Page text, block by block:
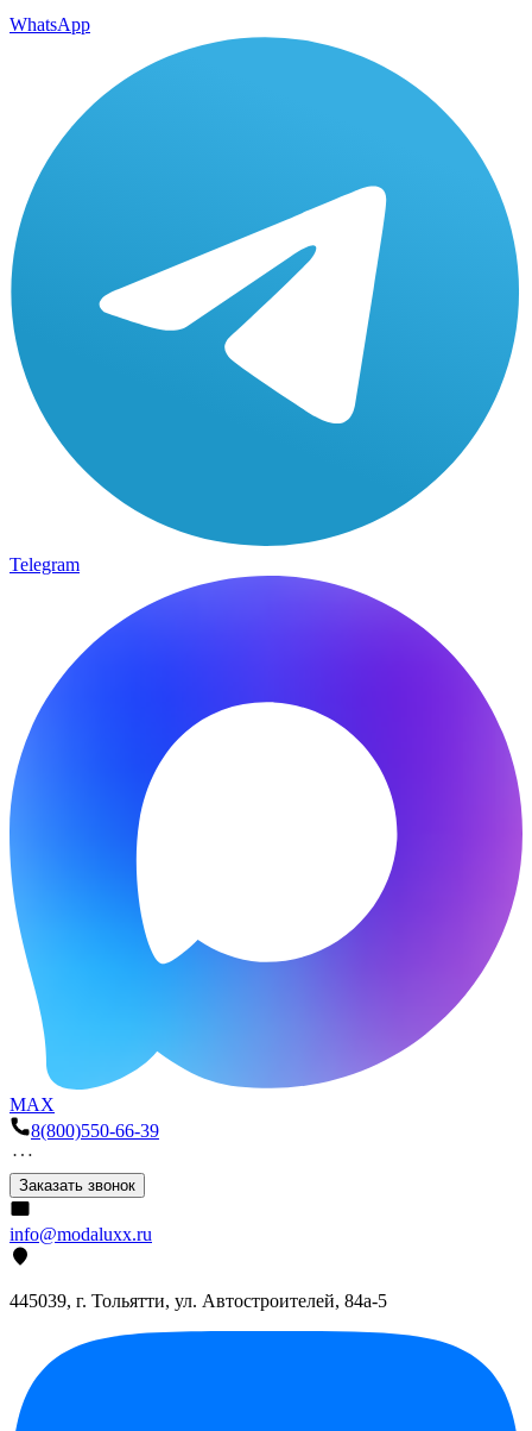
WhatsApp
Telegram
MAX
8(800)550-66-39
Заказать звонок
info@modaluxx.ru
445039, г. Тольятти, ул. Автостроителей, 84а-5